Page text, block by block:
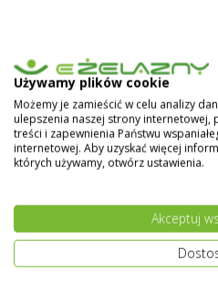
-18%
SKU: 5907716416246
549,00 zł 669,50 zł
EKO-LOWICYN GRAFITOWY
Używamy plików cookie
Możemy je zamieścić w celu analizy
ulepszenia naszej strony internetowej,
treści i zapewnienia Państwu
internetowej. Aby uzyskać więcej
których używamy, otwórz ustawienia.
Akceptuj